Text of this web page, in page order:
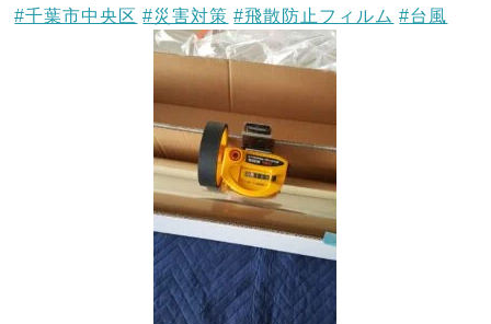
#千葉市中央区 #災害対策 #飛散防止フィルム #台風